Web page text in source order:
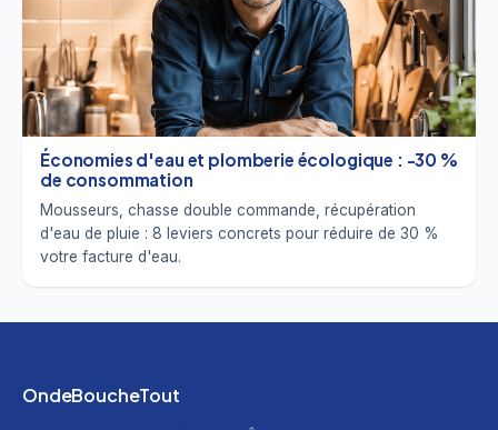
Économies d'eau et plomberie écologique : -30 %
de consommation
Mousseurs, chasse double commande, récupération
d'eau de pluie : 8 leviers concrets pour réduire de 30 %
votre facture d'eau.
OndeBoucheTout